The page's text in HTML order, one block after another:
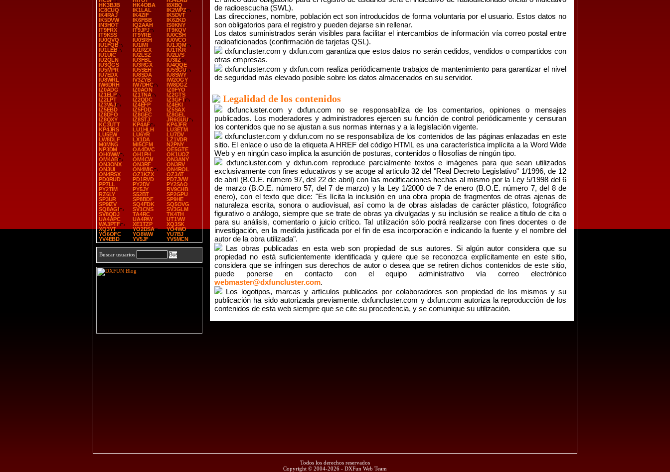
HK3BJB
HK4OBA
I8XBQ
IC8CUQ
IK1LAL
IK2WPZ
IK4RAJ
IK4ZIF
IK5DVT
IK5DVW
IK6FBB
IK6ZKD
IN3HOT
IQ2AAH
IS0KNY
IT9FRX
IT9JPJ
IT9KQV
IT9KSS
IT9YRE
IU0CSH
IU0QVQ
IU0SRH
IU0VCO
IU1FQB
IU1IMI
IU1JQM
IU1LEB
IU1RZX
IU1TKR
IU1UIC
IU2LSZ
IU2LVS
IU2QLN
IU3FBL
IU3IIZ
IU3QGS
IU3RGX
IU4QQE
IU5MPR
IU5SEH
IU5SGU
IU7EDX
IU8SDA
IU8SWY
IU8WRL
IV3ZYB
IW2OGY
IW6DRH
IW7DHC
IW8DGZ
IZ0ADG
IZ0AON
IZ0FYO
IZ1ELP
IZ1TNA
IZ2GTS
IZ2LPT
IZ2QDC
IZ3GFT
IZ3VAJ
IZ4EFP
IZ4EKI
IZ5EBD
IZ5FDD
IZ5SAX
IZ8DFO
IZ8GEC
IZ8GEL
IZ8QXY
IZ8STJ
JR6GUU
KC3UTT
KP4AF
KP4JFR
KP4JRS
LU1HLH
LU3ETM
LU5EW
LU6YR
LU7DV
LW8DLF
LX1DA
LZ1VDR
M0MNG
MI5CFM
N2PNY
NP3DM
OA4DVC
OE5GTE
OH0WW
OH1PH
OK1UOZ
OM4AB
OM4CW
ON3ANY
ON3ONX
ON3RF
ON3RV
ON3UI
ON4MIC
ON4ROL
ON4RSX
OZ1KZX
OZ3AT
PD0RUD
PD1RVD
PD7JVW
PP7LL
PY2DV
PY2SAO
PY2TIM
PY5JY
RV9CHB
RZ6LY
S52BT
SP2GPU
SP3UR
SP8BDF
SP9HE
SP9IZV
SQ4FDK
SQ5OVG
SQ8AGI
SV1CNS
SV3GLM
SV8QDJ
TA4RC
TK4TH
UA4APC
UA4PAY
UT1VW
WA3PTF
XE1TZP
XQ3SK
XQ3YT
YO2DSA
YO4WO
YO6OFC
YO8WW
YU7BJ
YV4EBD
YV5JF YV5MCN
Buscar usuarios
de radioescucha (SWL).
Las direcciones, nombre, población ect son introducidos de forma voluntaria por el usuario. Estos datos no
son obligatorios para el registro y pueden dejarse sin rellenar.
Los datos suministrados serán visibles para facilitar el intercambios de información vía correo postal entre
radioaficionados (confirmación de tarjetas QSL).
dxfuncluster.com y dxfun.com garantiza que estos datos no serán cedidos, vendidos o compartidos con
otras empresas.
dxfuncluster.com y dxfun.com realiza periódicamente trabajos de mantenimiento para garantizar el nivel
de seguridad más elevado posible sobre los datos almacenados en su servidor.
Legalidad de los contenidos
dxfuncluster.com y dxfun.com no se responsabiliza de los comentarios, opiniones o mensajes
publicados. Los moderadores y administradores ejercen su función de control periódicamente y censuran
los contenidos que no se ajustan a sus normas internas y a la legislación vigente.
dxfuncluster.com y dxfun.com no se responsabiliza de los contenidos de las páginas enlazadas en este
sitio. El enlace o uso de la etiqueta A HREF del código HTML es una característica implícita a la Word Wide
Web y en ningún caso implica la asunción de posturas, contenidos o filosofías de ningún tipo.
dxfuncluster.com y dxfun.com reproduce parcialmente textos e imágenes para que sean utilizados
exclusivamente con fines educativos y se acoge al articulo 32 del "Real Decreto Legislativo" 1/1996, de 12
de abril (B.O.E. número 97, del 22 de abril) con las modificaciones hechas al mismo por la Ley 5/1998 del 6
de marzo (B.O.E. número 57, del 7 de marzo) y la Ley 1/2000 de 7 de enero (B.O.E. número 7, del 8 de
enero), con el texto que dice: "Es lícita la inclusión en una obra propia de fragmentos de otras ajenas de
naturaleza escrita, sonora o audiovisual, así como la de obras aisladas de carácter plástico, fotográfico
figurativo o análogo, siempre que se trate de obras ya divulgadas y su inclusión se realice a título de cita o
para su análisis, comentario o juicio crítico. Tal utilización sólo podrá realizarse con fines docentes o de
investigación, en la medida justificada por el fin de esa incorporación e indicando la fuente y el nombre del
autor de la obra utilizada".
Las obras publicadas en esta web son propiedad de sus autores. Si algún autor considera que su
propiedad no está suficientemente identificada y quiere que se reconozca explícitamente en este sitio,
considera que se infringen sus derechos de autor o desea que se retiren dichos contenidos de este sitio,
puede ponerse en contacto con el equipo administrativo vía correo electrónico
webmaster@dxfuncluster.com.
Los logotipos, marcas y artículos publicados por colaboradores son propiedad de los mismos y su
publicación ha sido autorizada previamente. dxfuncluster.com y dxfun.com autoriza la reproducción de los
contenidos de esta web siempre que se cite su procedencia, y se comunique su utilización.
Todos los derechos reservados
Copyright © 2004-2026 - DXFun Web Team